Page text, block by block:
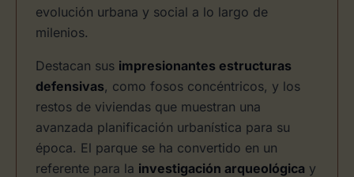
evolución urbana y social a lo largo de
milenios.
Destacan sus impresionantes estructuras
defensivas, como fosos concéntricos, y los
restos de viviendas que muestran una
avanzada planificación urbanística para su
época. El parque se ha convertido en un
referente para la investigación arqueológica y